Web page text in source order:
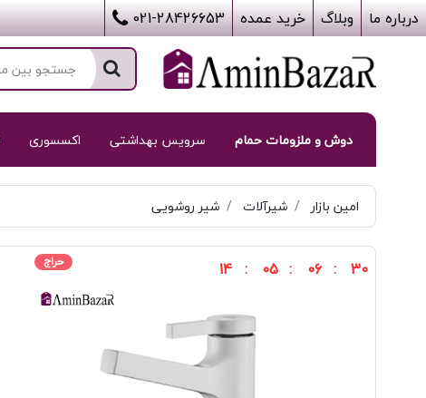
درباره ما وبلاگ خرید عمده 021-28426653
دوش و ملزومات حمام سرویس بهداشتی اکسسوری
امین بازار شیرآلات شیر روشویی
حراج 14 05 06 30